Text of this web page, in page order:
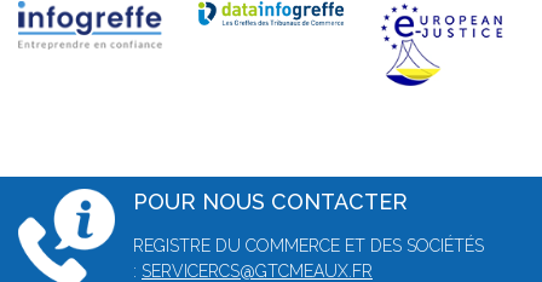
POUR NOUS CONTACTER
REGISTRE DU COMMERCE ET DES SOCIÉTÉS
: SERVICERCS@GTCMEAUX.FR